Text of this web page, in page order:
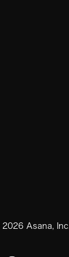
2026Asana, Inc.